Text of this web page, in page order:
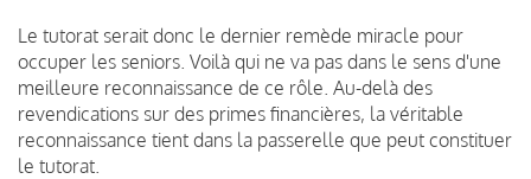
Le tutorat serait donc le dernier remède miracle pour
occuper les seniors. Voilà qui ne va pas dans le sens d'une
meilleure reconnaissance de ce rôle. Au-delà des
revendications sur des primes financières, la véritable
reconnaissance tient dans la passerelle que peut constituer
le tutorat.